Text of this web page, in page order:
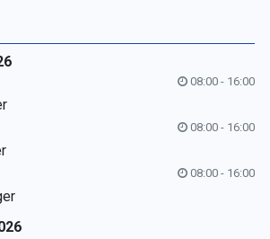
08:00 - 16:00
08:00 - 16:00
08:00 - 16:00